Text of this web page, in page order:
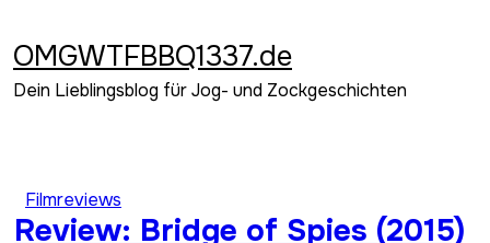
springen
OMGWTFBBQ1337.de
Dein Lieblingsblog für Jog- und Zockgeschichten
Filmreviews
Review: Bridge of Spies (2015)